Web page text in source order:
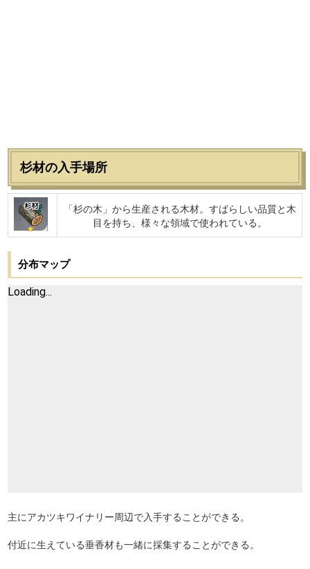
杉材の入手場所
杉材
「杉の木」から生産される木材。すばらしい品質と木
目を持ち、様々な領域で使われている。
分布マップ
主にアカツキワイナリー周辺で入手することができる。
付近に生えている垂香材も一緒に採集することができる。